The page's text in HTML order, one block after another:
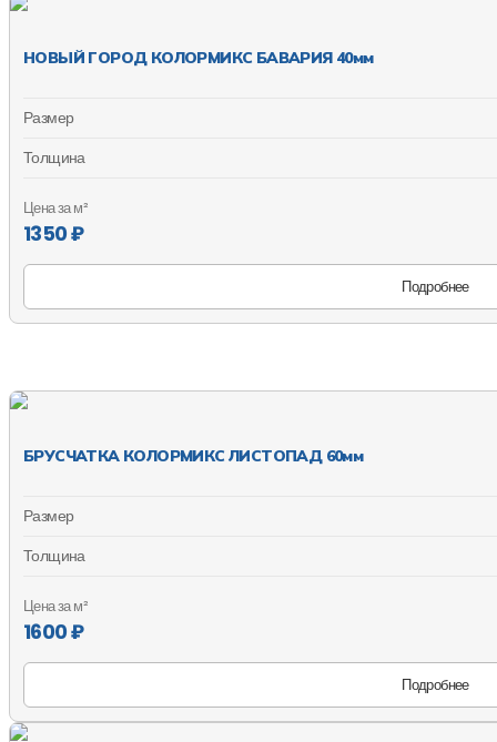
НОВЫЙ ГОРОД КОЛОРМИКС БАВАРИЯ 40мм
Размер
Толщина
Цена за м²
1350 ₽
Подробнее
БРУСЧАТКА КОЛОРМИКС ЛИСТОПАД 60мм
Размер
Толщина
Цена за м²
1600 ₽
Подробнее